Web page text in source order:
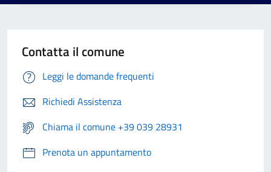
Contatta il comune
Leggi le domande frequenti
Richiedi Assistenza
Chiama il comune +39 039 28931
Prenota un appuntamento